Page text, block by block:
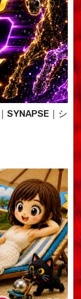
SYNAPSE｜シ